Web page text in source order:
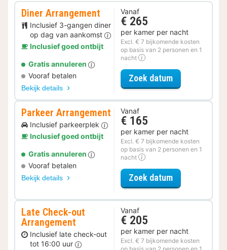
Diner Arrangement
Inclusief 3-gangen diner
op dag van aankomst
Inclusief goed ontbijt
Gratis annuleren
Vooraf betalen
Bekijk details
Vanaf
€ 265
per kamer per nacht
Excl. € 7 bijkomende kosten
op basis van 2 personen en 1
nacht
Zoek datumvoor Diner
Parkeer Arrangement
Inclusief parkeerplek
Inclusief goed ontbijt
Gratis annuleren
Vooraf betalen
Bekijk details
Vanaf
€ 165
per kamer per nacht
Excl. € 7 bijkomende kosten
op basis van 2 personen en 1
nacht
Zoek datumvoor Parkeer
Late Check-out
Arrangement
Inclusief late check-out
tot 16:00 uur
Vanaf
€ 205
per kamer per nacht
Excl. € 7 bijkomende kosten